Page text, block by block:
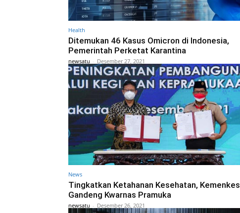
Health
Ditemukan 46 Kasus Omicron di Indonesia,
Pemerintah Perketat Karantina
newsatu - Desember 27, 2021
News
Tingkatkan Ketahanan Kesehatan, Kemenkes
Gandeng Kwarnas Pramuka
newsatu - Desember 26, 2021